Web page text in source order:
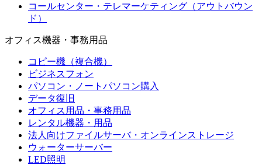
コールセンター・テレマーケティング（アウトバウン
ド）
オフィス機器・事務用品
コピー機（複合機）
ビジネスフォン
パソコン・ノートパソコン購入
データ復旧
オフィス用品・事務用品
レンタル機器・用品
法人向けファイルサーバ・オンラインストレージ
ウォーターサーバー
LED照明